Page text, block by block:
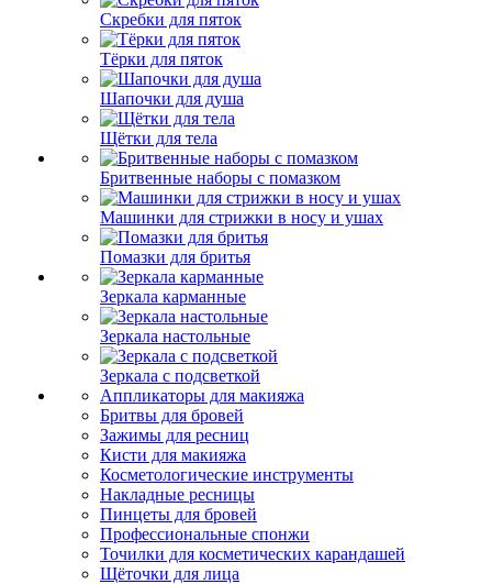
Скребки для пяток
Тёрки для пяток
Шапочки для душа
Щётки для тела
Бритвенные наборы с помазком
Машинки для стрижки в носу и ушах
Помазки для бритья
Зеркала карманные
Зеркала настольные
Зеркала с подсветкой
Аппликаторы для макияжа
Бритвы для бровей
Зажимы для ресниц
Кисти для макияжа
Косметологические инструменты
Накладные ресницы
Пинцеты для бровей
Профессиональные спонжи
Точилки для косметических карандашей
Щёточки для лица